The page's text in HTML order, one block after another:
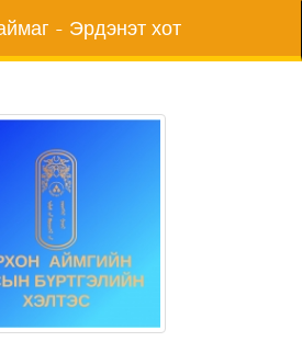
- Эрдэнэт хот